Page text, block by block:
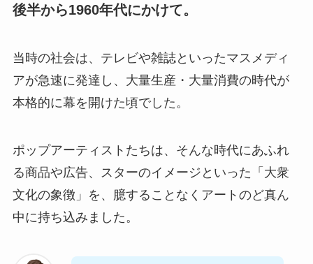
後半から1960年代にかけて。
当時の社会は、テレビや雑誌といったマスメディ
アが急速に発達し、大量生産・大量消費の時代が
本格的に幕を開けた頃でした。
ポップアーティストたちは、そんな時代にあふれ
る商品や広告、スターのイメージといった「大衆
文化の象徴」を、臆することなくアートのど真ん
中に持ち込みました。